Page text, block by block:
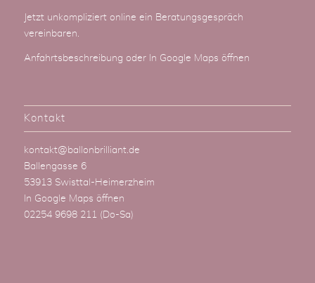
Jetzt unkompliziert online ein Beratungsgespräch
vereinbaren.
Anfahrtsbeschreibung oder In Google Maps öffnen
Kontakt
kontakt@ballonbrilliant.de
Ballengasse 6
53913 Swisttal-Heimerzheim
In Google Maps öffnen
02254 9698 211 (Do-Sa)